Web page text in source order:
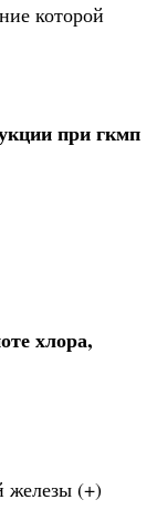
которой
при гкмп
хлора,
железы (+)